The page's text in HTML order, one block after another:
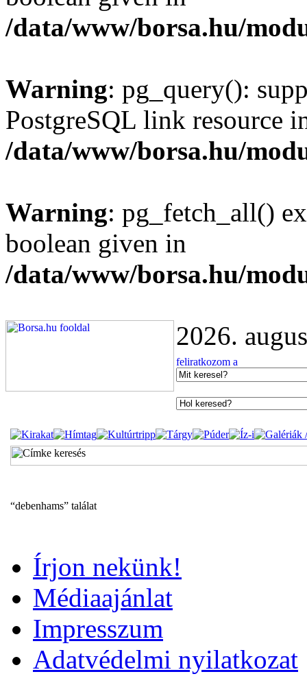
/data/www/borsa.hu/
Warning: pg_query():
PostgreSQL link resource
/data/www/borsa.hu/
Warning: pg_fetch_all()
boolean given in
/data/www/borsa.hu/
2026.
“debenhams” találat
Írjon nekünk!
Médiaajánlat
Impresszum
Adatvédelmi nyilatkozat